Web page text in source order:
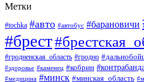
Метки
#tochka #авто #автобус #барановичи
#брест
#гродненская_область #гродно
#здоровье #каменец #кобрин
#медицина #минск #минская_область